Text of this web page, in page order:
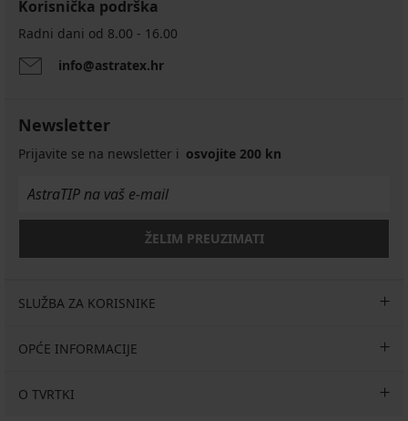
Stezne
Alison
30,99
akcija
3+1
Korisnička podrška
Radni dani od 8.00 - 16.00
info@astratex.hr
Newsletter
Prijavite se na newsletter i osvojite 200 kn
ŽELIM PREUZIMATI
SLUŽBA ZA KORISNIKE
OPĆE INFORMACIJE
O TVRTKI